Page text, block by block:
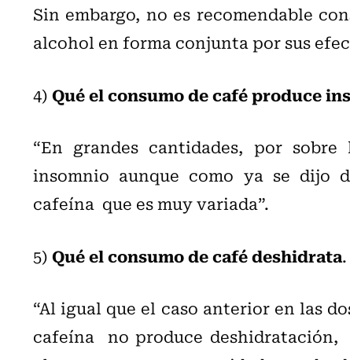
Sin embargo, no es recomendable
alcohol en forma conjunta por sus
4)Qué el consumo de café produce
“En grandes cantidades, por
insomnio aunque como ya se dijo
cafeína que es muy variada”.
5)Qué el consumo de café deshidrata.
“Al igual que el caso anterior en las
cafeína no produce